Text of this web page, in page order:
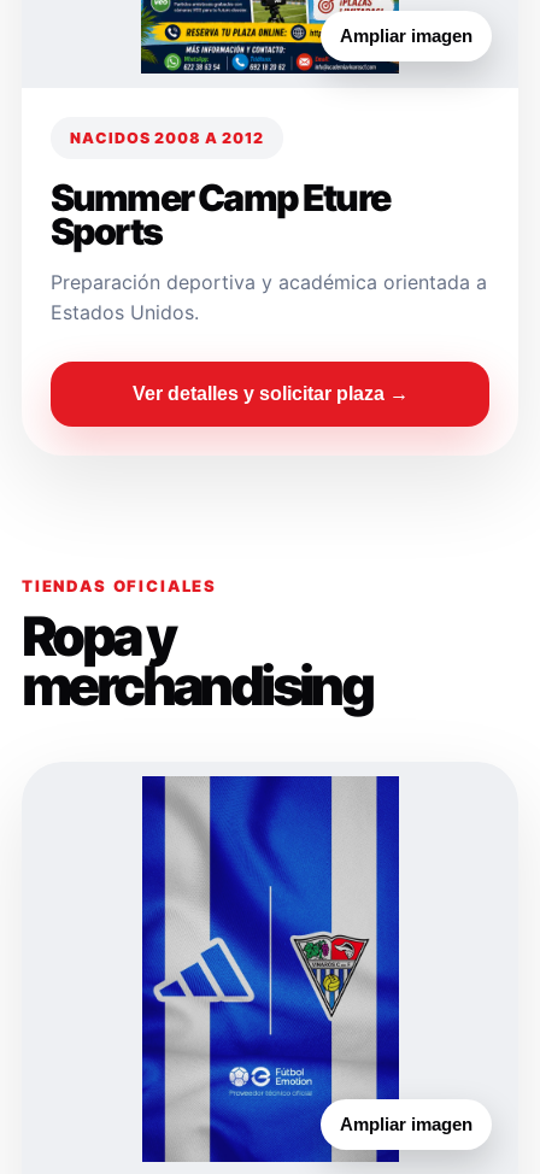
Ampliar imagen
NACIDOS 2008 A 2012
Summer Camp Eture
Sports
Preparación deportiva y académica orientada a
Estados Unidos.
Ver detalles y solicitar plaza →
TIENDAS OFICIALES
Ropa y
merchandising
Ampliar imagen